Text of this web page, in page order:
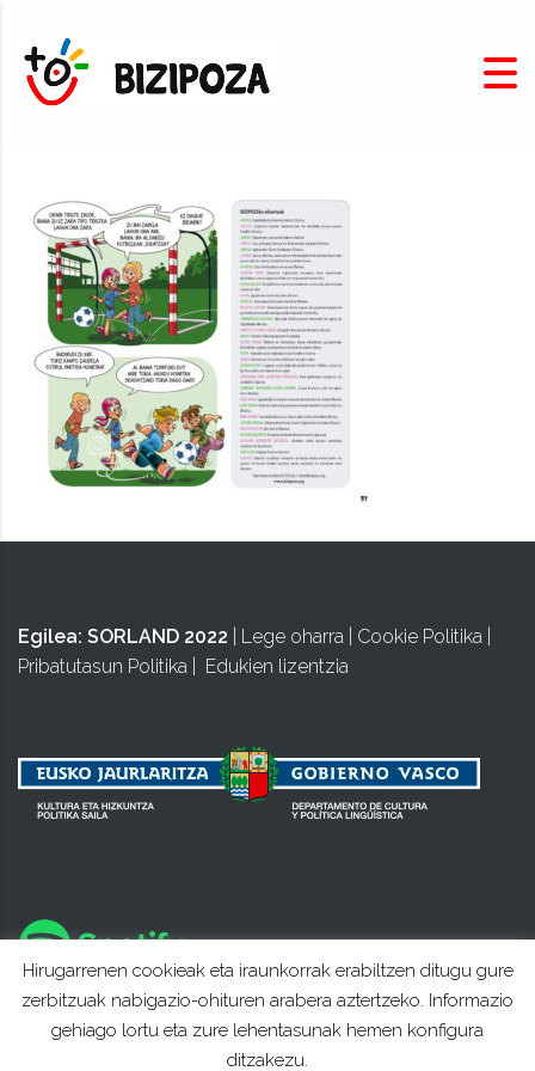
Egilea: SORLAND 2022 Lege oharra Cookie Politika
Pribatutasun Politika
Edukien lizentzia
Hirugarrenen cookieak eta iraunkorrak erabiltzen ditugu gure
zerbitzuak nabigazio-ohituren arabera aztertzeko. Informazio
gehiago lortu eta zure lehentasunak hemen konfigura
ditzakezu.